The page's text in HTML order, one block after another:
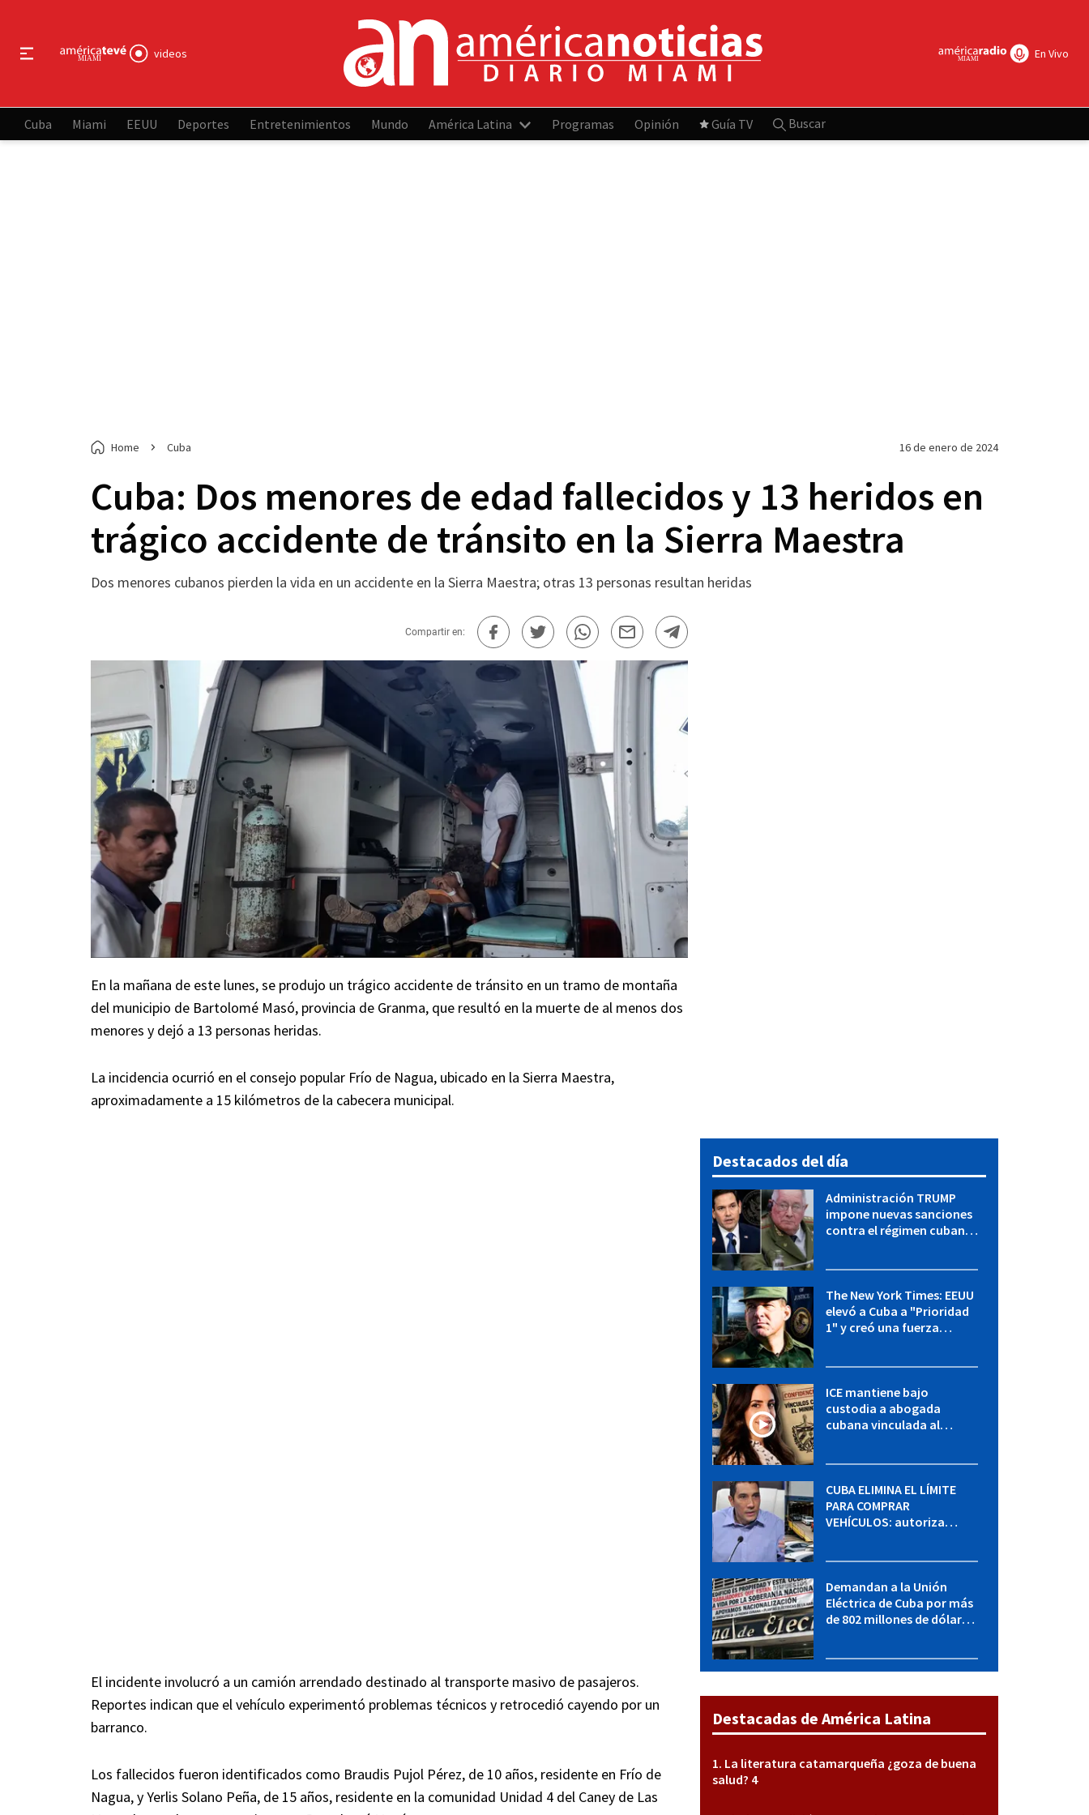
videos En Vivo
Cuba Miami EEUU Deportes Entretenimientos Mundo América Latina Programas Opinión Guía TV Buscar
Home Cuba 16 de enero de 2024
Cuba: Dos menores de edad fallecidos y 13 heridos en
trágico accidente de tránsito en la Sierra Maestra
Dos menores cubanos pierden la vida en un accidente en la Sierra Maestra; otras 13 personas resultan heridas
Compartir en:
En la mañana de este lunes, se produjo un trágico accidente de tránsito en un tramo de montaña
del municipio de Bartolomé Masó, provincia de Granma, que resultó en la muerte de al menos dos
menores y dejó a 13 personas heridas.
La incidencia ocurrió en el consejo popular Frío de Nagua, ubicado en la Sierra Maestra,
aproximadamente a 15 kilómetros de la cabecera municipal.
El incidente involucró a un camión arrendado destinado al transporte masivo de pasajeros.
Reportes indican que el vehículo experimentó problemas técnicos y retrocedió cayendo por un
barranco.
Los fallecidos fueron identificados como Braudis Pujol Pérez, de 10 años, residente en Frío de
Nagua, y Yerlis Solano Peña, de 15 años, residente en la comunidad Unidad 4 del Caney de Las
Destacados del día
Administración TRUMP
impone nuevas sanciones
contra el régimen cubano:
The New York Times: EEUU
elevó a Cuba a "Prioridad
1" y creó una fuerza
ICE mantiene bajo
custodia a abogada
cubana vinculada al
CUBA ELIMINA EL LÍMITE
PARA COMPRAR
VEHÍCULOS: autoriza
Demandan a la Unión
Eléctrica de Cuba por más
de 802 millones de dólares
Destacadas de América Latina
La literatura catamarqueña ¿goza de buena
salud? 4